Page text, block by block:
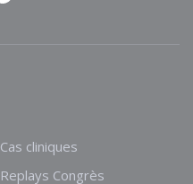
Cas cliniques
Replays Congrès